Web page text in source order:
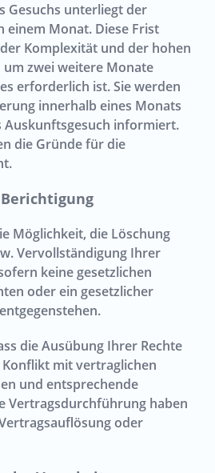
Gesuchs unterliegt der
einem Monat. Diese Frist
Komplexität und der hohen
zwei weitere Monate
erforderlich ist. Sie werden
innerhalb eines Monats
Auskunftsgesuch informiert.
die Gründe für die
Möglichkeit, die Löschung
Vervollständigung Ihrer
keine gesetzlichen
oder ein gesetzlicher
die Ausübung Ihrer Rechte
mit vertraglichen
und entsprechende
Vertragsdurchführung haben
oder